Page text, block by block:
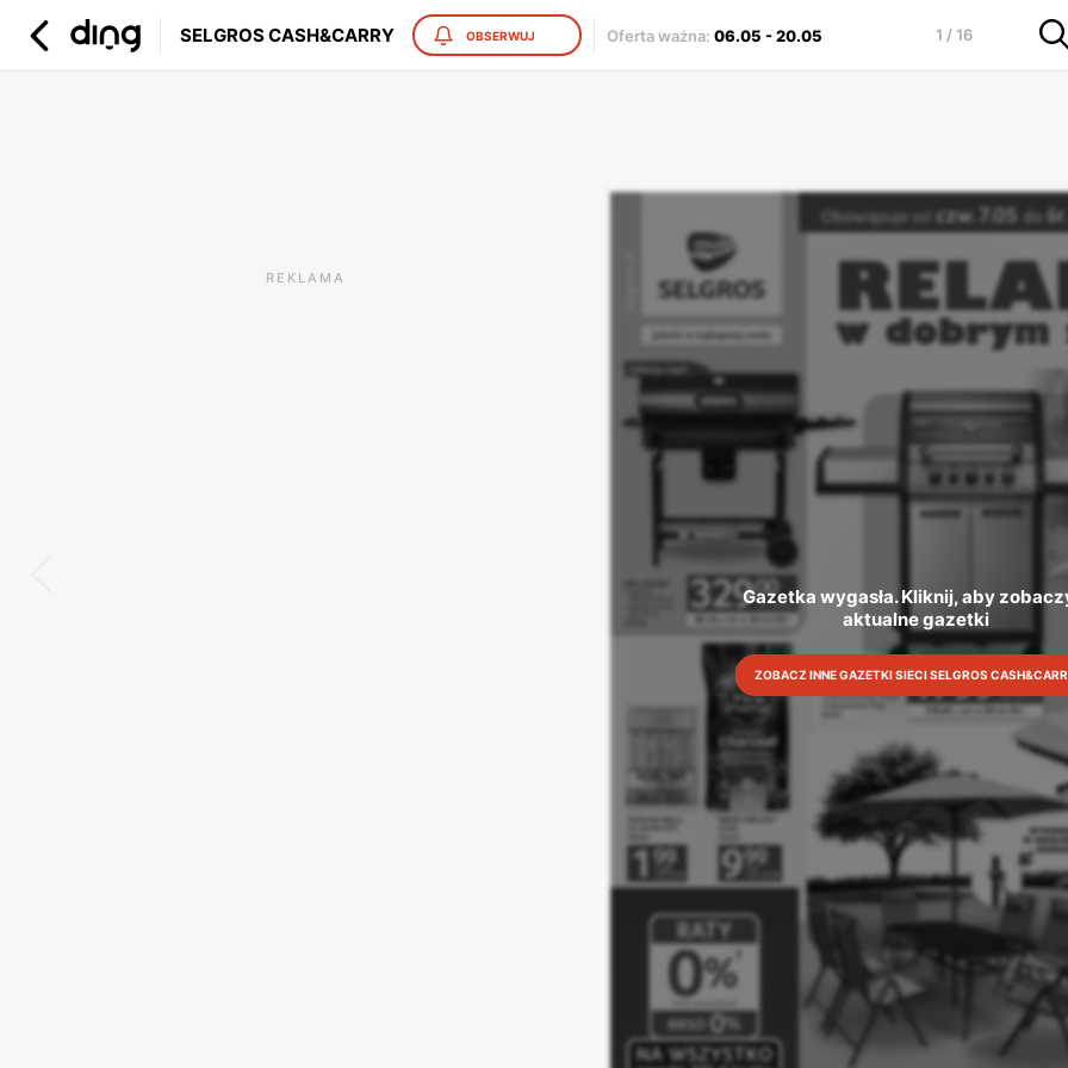
SELGROS CASH&CARRY OBSERWUJ Oferta ważna: 06.05 -20.05 1 / 16
REKLAMA
Gazetka wygasła. Kliknij, aby
aktualne gazetki
ZOBACZ INNE GAZETKI SIECI SELGROS